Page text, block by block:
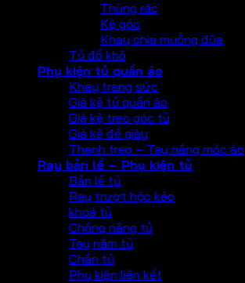
Thùng rác
Kệ góc
Khay chia muỗng đũa
Tủ đồ khô
Phụ kiện tủ quần áo
Khay trang sức
Giá kệ tủ quần áo
Giá kệ treo góc tủ
Giá kệ để giày
Thanh treo – Tay nâng móc áo
Ray bản lề – Phụ kiện tủ
Bản lề tủ
Ray trượt hộc kéo
khoá tủ
Chống nâng tủ
Tay nắm tủ
Chân tủ
Phụ kiện liên kết